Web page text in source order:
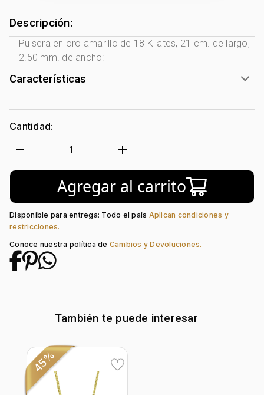
Descripción:
Pulsera en oro amarillo de 18 Kilates, 21 cm. de largo,
2.50 mm. de ancho:
Características
Género: Unisex
Tono Metal:
Metal: Oro 18 Kilates
Eslabones
Longitud: 21
Tipo de terminado:
Liso
Tipo de Broche:
Pico Loro
Cantidad:
remove 1 add
Agregar al carrito
Disponible para entrega: Todo el país Aplican condiciones y
restricciones.
Conoce nuestra política de Cambios y Devoluciones.
También te puede interesar
45%